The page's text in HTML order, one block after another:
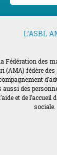
L’ASBL
Fédération des
(AMA) fédère
des
et de
sociale.